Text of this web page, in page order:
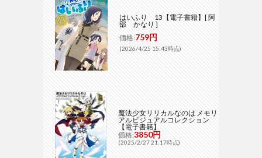
はいふり 13【電子書籍】[ 阿
部 かなり ]
価格:759円
(2026/4/25 15:43時点)
魔法少女リリカルなのは メモリ
アルビジュアルコレクション
【電子書籍】
価格:3850円
(2025/2/27 21:17時点)